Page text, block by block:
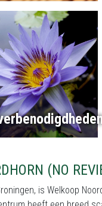
(NO
is Welkoop